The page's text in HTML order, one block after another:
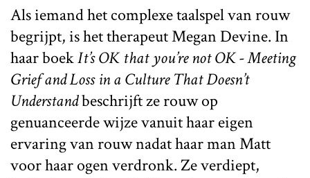
Als iemand het complexe taalspel van rouw
begrijpt, is het therapeut Megan Devine. In
haar boekIt’s OK that you’re not OK - Meeting
Grief and Loss in a Culture That Doesn’t
Understandbeschrijft ze rouw op
genuanceerde wijze vanuit haar eigen
ervaring van rouw nadat haar man Matt
voor haar ogen verdronk. Ze verdiept,